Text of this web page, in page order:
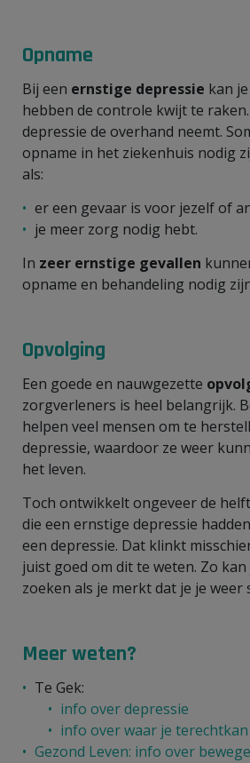
Opname
Bij een ernstige depressie kan
hebben de controle kwijt te
depressie de overhand neemt.
opname in het ziekenhuis nodig
als:
er een gevaar is voor jezelf of
je meer zorg nodig hebt.
In zeer ernstige gevallen
opname en behandeling nodig
Opvolging
Een goede en nauwgezette
zorgverleners is heel belangrijk.
helpen veel mensen om te
depressie, waardoor ze weer
het leven.
Toch ontwikkelt ongeveer de
die een ernstige depressie
een depressie. Dat klinkt
juist goed om dit te weten. Zo
zoeken als je merkt dat je je weer
Meer weten?
Te Gek:
info over depressie
info over waar je
Gezond Leven: info over